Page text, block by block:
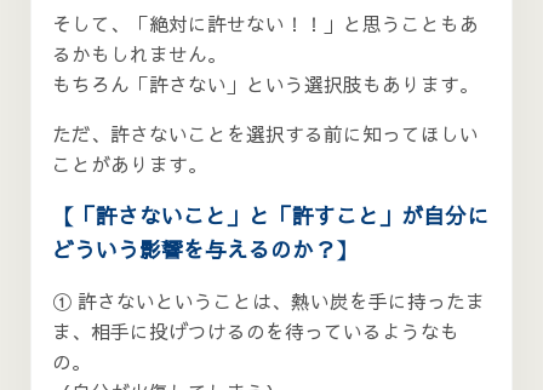
そして、「絶対に許せない！！」と思うこともあ
るかもしれません。
もちろん「許さない」という選択肢もあります。
ただ、許さないことを選択する前に知ってほしい
ことがあります。
【「許さないこと」と「許すこと」が自分に
どういう影響を与えるのか？】
① 許さないということは、熱い炭を手に持ったま
ま、相手に投げつけるのを待っているようなも
の。